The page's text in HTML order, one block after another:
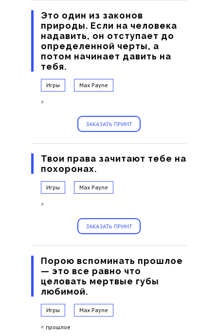
Это один из законов
природы. Если на человека
надавить, он отступает до
определенной черты, а
потом начинает давить на
тебя.
Игры Max Payne
#
ЗАКАЗАТЬ ПРИНТ
Твои права зачитают тебе на
похоронах.
Игры Max Payne
#
ЗАКАЗАТЬ ПРИНТ
Порою вспоминать прошлое
— это все равно что
целовать мертвые губы
любимой.
Игры Max Payne
# прошлое